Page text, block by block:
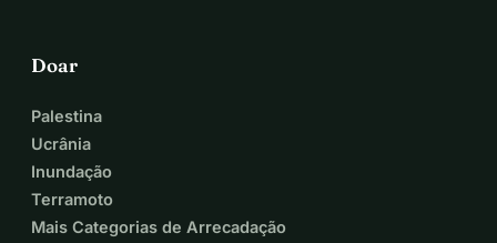
Doar
Palestina
Ucrânia
Inundação
Terramoto
Mais Categorias de Arrecadação